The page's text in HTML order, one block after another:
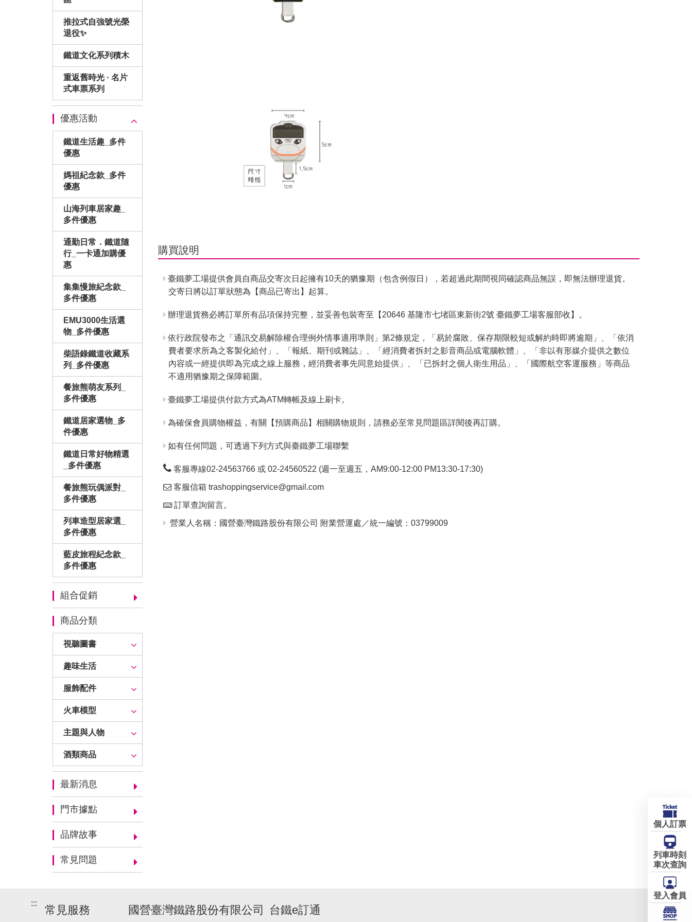
推拉式自強號光榮
退役✨
鐵道文化系列積木
重返舊時光 · 名片
式車票系列
優惠活動
鐵道生活趣_多件
優惠
媽祖紀念款_多件
優惠
山海列車居家趣_
多件優惠
通勤日常．鐵道隨
行_一卡通加購優
惠
集集慢旅紀念款_
多件優惠
EMU3000生活選
物_多件優惠
柴語錄鐵道收藏系
列_多件優惠
餐旅熊萌友系列_
多件優惠
鐵道居家選物_多
件優惠
鐵道日常好物精選
_多件優惠
餐旅熊玩偶派對_
多件優惠
列車造型居家選_
多件優惠
藍皮旅程紀念款_
多件優惠
組合促銷
商品分類
視聽圖書
趣味生活
服飾配件
火車模型
主題與人物
酒類商品
最新消息
門市據點
品牌故事
常見問題
購買說明
臺鐵夢工場提供會員自商品交寄次日起擁有10天的猶豫期（包含例假日），若超過此期間視同確認商品無誤，即無法辦理退貨。
交寄日將以訂單狀態為【商品已寄出】起算。
辦理退貨務必將訂單所有品項保持完整，並妥善包裝寄至【20646 基隆市七堵區東新街2號 臺鐵夢工場客服部收】。
依行政院發布之「通訊交易解除權合理例外情事適用準則」第2條規定，「易於腐敗、保存期限較短或解約時即將逾期」、「依消
費者要求所為之客製化給付」、「報紙、期刊或雜誌」、「經消費者拆封之影音商品或電腦軟體」、「非以有形媒介提供之數位
內容或一經提供即為完成之線上服務，經消費者事先同意始提供」、「已拆封之個人衛生用品」、「國際航空客運服務」等商品
不適用猶豫期之保障範圍。
臺鐵夢工場提供付款方式為ATM轉帳及線上刷卡。
為確保會員購物權益，有關【預購商品】相關購物規則，請務必至常見問題區詳閱後再訂購。
如有任何問題，可透過下列方式與臺鐵夢工場聯繫
客服專線02-24563766 或 02-24560522 (週一至週五，AM9:00-12:00 PM13:30-17:30)
客服信箱 trashoppingservice@gmail.com
訂單查詢留言。
營業人名稱：國營臺灣鐵路股份有限公司 附業營運處／統一編號：03799009
:::
常見服務 國營臺灣鐵路股份有限公司 台鐵e訂通
個人訂票
列車時刻
車次查詢
登入會員